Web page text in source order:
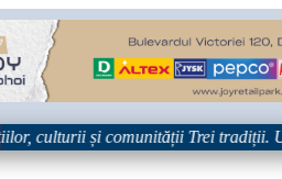
și comunității Trei tradiții. Un